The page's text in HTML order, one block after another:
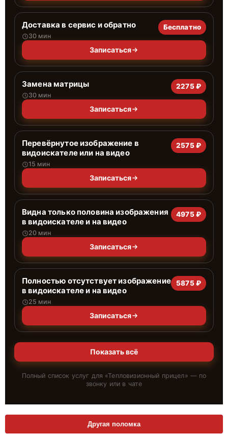
Доставка в сервис и обратно
30 мин
Бесплатно
Записаться
Замена матрицы
30 мин
2275 ₽
Записаться
Перевёрнутое изображение в
видоискателе или на видео
15 мин
2575 ₽
Записаться
Видна только половина изображения
в видоискателе и на видео
20 мин
4975 ₽
Записаться
Полностью отсутствует изображение
в видоискателе и на видео
25 мин
5875 ₽
Записаться
Показать всё
Полный список услуг для «Тепловизионный прицел» — по
звонку или в чате
Другая поломка